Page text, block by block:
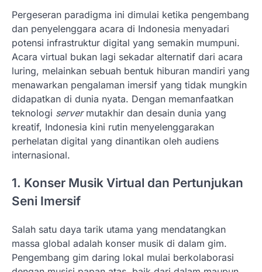
Pergeseran paradigma ini dimulai ketika pengembang
dan penyelenggara acara di Indonesia menyadari
potensi infrastruktur digital yang semakin mumpuni.
Acara virtual bukan lagi sekadar alternatif dari acara
luring, melainkan sebuah bentuk hiburan mandiri yang
menawarkan pengalaman imersif yang tidak mungkin
didapatkan di dunia nyata. Dengan memanfaatkan
teknologi servermutakhir dan desain dunia yang
kreatif, Indonesia kini rutin menyelenggarakan
perhelatan digital yang dinantikan oleh audiens
internasional.
1. Konser Musik Virtual dan Pertunjukan
Seni Imersif
Salah satu daya tarik utama yang mendatangkan
massa global adalah konser musik di dalam gim.
Pengembang gim daring lokal mulai berkolaborasi